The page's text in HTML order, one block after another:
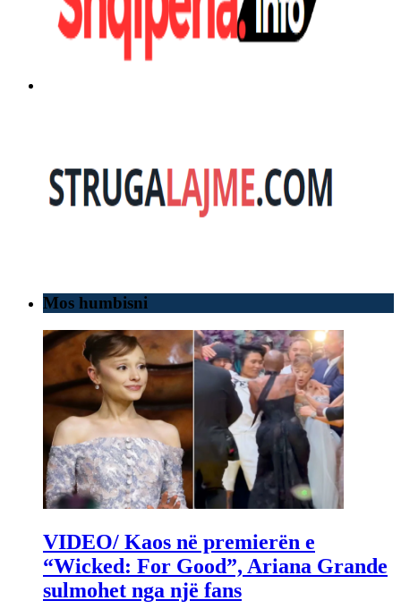
Mos humbisni
VIDEO/ Kaos në premierën e
“Wicked: For Good”, Ariana Grande
sulmohet nga një fans